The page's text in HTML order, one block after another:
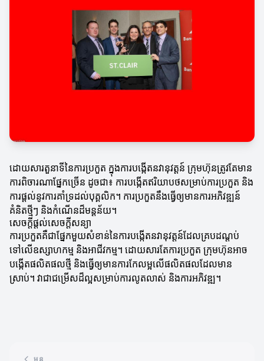
ដោយសារ​តួនាទី​នៃការប្រកួត ក្នុងការបង្កើតនវានុវត្តន៍ ក្រុមហ៊ុនត្រូវតែមាន
ការពិចារណាផ្នែកច្រើន ដូចជា៖ ការបង្កើតឥរិយាបថសម្រាប់ការប្រកួត និង
ការផ្តល់នូវការគាំទ្រដល់បុគ្គលិក។ ការប្រកួតនឹងធ្វើឲ្យមានការអភិវឌ្ឍន៍
គំនិតថ្មីៗ និងកំណើនដ៏មន្ដន័យ។
សេចក្តីផ្តល់សេចក្តីសន្យា
ការប្រកួតគឺជាផ្នែកមួយសំខាន់នៃការបង្កើតនវានុវត្តន៍ដែលគ្របដណ្តប់
ទៅលើឧស្សាហកម្ម និងអាជីវកម្ម។ ដោយសារតែការប្រកួត ក្រុមហ៊ុនអាច
បង្កើតផលិតផលថ្មី និងធ្វើឲ្យមានការកែលម្អលើផលិតផលដែលមាន
ស្រាប់។ វាជាជម្រើសដ៏ល្អសម្រាប់ការលូតលាស់ និងការអភិវឌ្ឍ។
មុន